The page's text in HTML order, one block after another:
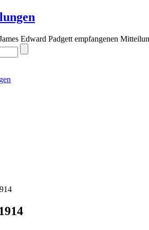
Edward Padgett empfangenen